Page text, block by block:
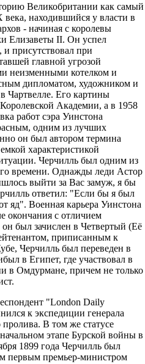
Великобритании как самый
находившийся у власти в
- начиная с королевы
Елизаветы II. Он успел
и присутствовал при
главной угрозой
неизменными котелком и
дипломатом, художником и
Чартвелле. Его картины
Академии, а в 1958
работ сэра Уинстона
одним из лучших
он был автором термина
характеристикой
Черчилль был одним из
времени. Однажды леди Астор
выйти за Вас замуж, я бы
ответил: "Если бы я был
яд". Военная карьера Уинстона
окончания с отличием
был зачислен в Четвертый (Её
приписанным к
Черчилль был переведен в
в Египет, где участвовал в
в Омдурмане, причем не только
"London Daily
к экспедиции генерала
В том же статусе
этапе Бурской войны в
1899 года Черчилль был
первым премьер-министром